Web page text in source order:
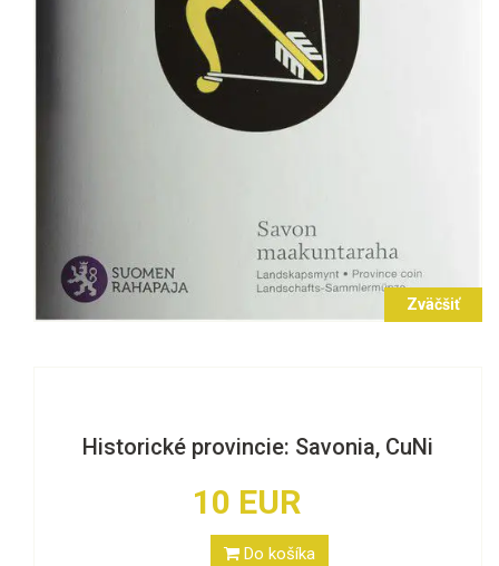
Zväčšiť
Historické provincie: Savonia, CuNi
10 EUR
Do košíka